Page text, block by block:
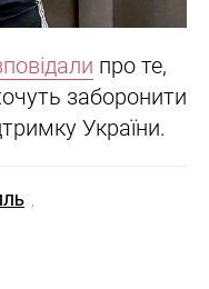
про те,
заборонити
України.